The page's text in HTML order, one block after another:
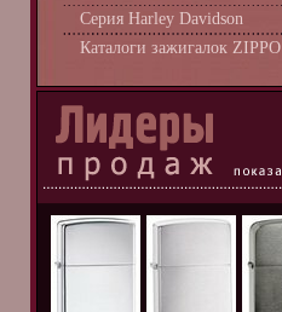
Серия Harley Davidson
Каталоги зажигалок ZIPPO